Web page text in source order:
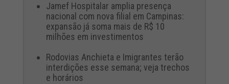
Jamef Hospitalar amplia presença
nacional com nova filial em Campinas:
expansão já soma mais de R$ 10
milhões em investimentos
Rodovias Anchieta e Imigrantes terão
interdições esse semana; veja trechos
e horários